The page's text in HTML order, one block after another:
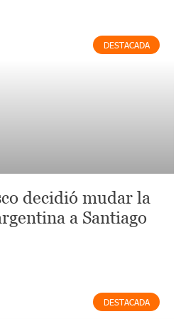
DESTACADA
decidió mudar la
a Santiago
DESTACADA